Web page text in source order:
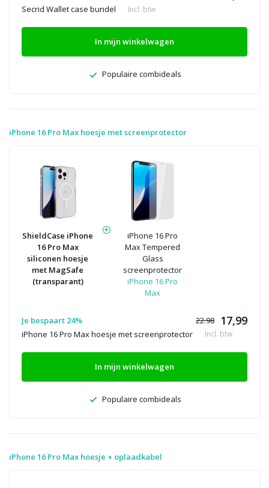
Secrid Wallet case bundel Incl. btw
In mijn winkelwagen
Populaire combideals
iPhone 16 Pro Max hoesje met screenprotector
ShieldCase iPhone
16 Pro Max
siliconen hoesje
met MagSafe
(transparant)
iPhone 16 Pro
Max Tempered
Glass
screenprotector
iPhone 16 Pro
Max
Je bespaart 24% 22.98 17,99
iPhone 16 Pro Max hoesje met screenprotector Incl. btw
In mijn winkelwagen
Populaire combideals
iPhone 16 Pro Max hoesje + oplaadkabel